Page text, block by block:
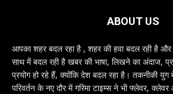
ABOUT US
आपका शहर बदल रहा है , शहर की हवा बदल रही है
साथ में बदल रही है खबर की भाषा, लिखने का अंदाज,
प्रयोग हो रहे हैं, क्योंकि देश बदल रहा है। तकनीकी युग
परिवर्तन के नए दौर में गरिमा टाइम्स ने भी फ्लेवर,